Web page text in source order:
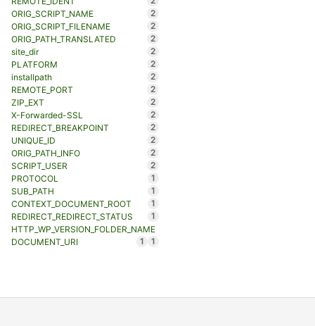
ORIG_SCRIPT_NAME
2
ORIG_SCRIPT_FILENAME
2
ORIG_PATH_TRANSLATED
2
site_dir
2
PLATFORM
2
installpath
2
REMOTE_PORT
2
ZIP_EXT
2
X-Forwarded-SSL
2
REDIRECT_BREAKPOINT
2
UNIQUE_ID
2
ORIG_PATH_INFO
2
SCRIPT_USER
2
PROTOCOL
1
SUB_PATH
1
CONTEXT_DOCUMENT_ROOT
1
REDIRECT_REDIRECT_STATUS
1
HTTP_WP_VERSION_FOLDER_NAME
1
DOCUMENT_URI 1